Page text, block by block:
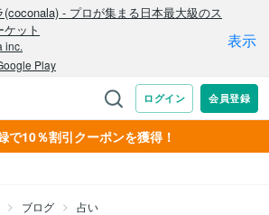
で10％割引クーポンを獲得！
ブログ 占い